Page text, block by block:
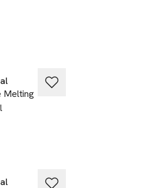
30 dagar
Melting
30 dagar